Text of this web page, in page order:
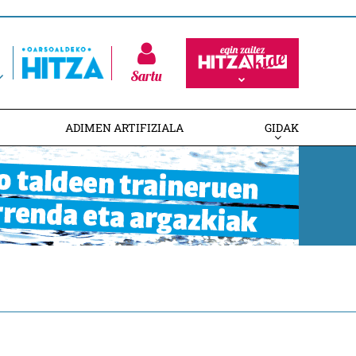
Sartu
ADIMEN ARTIFIZIALA GIDAK